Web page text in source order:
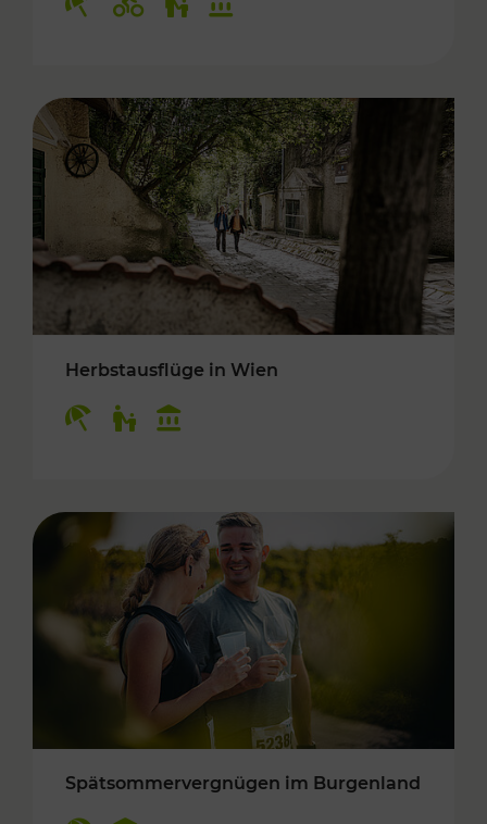
Herbstausflüge in Wien
Spätsommervergnügen im Burgenland